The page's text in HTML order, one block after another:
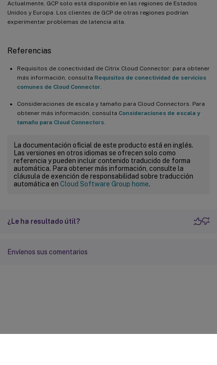
Actualmente, GCP solo está disponible en las regiones de Estados
Unidos y Europa. Los clientes de GCP de otras regiones podrían
experimentar problemas de latencia alta.
Referencias
Requisitos de conectividad de Citrix Cloud Connector: para obtener
más información, consulta Requisitos de conectividad de servicios
comunes de Cloud Connector
Consideraciones de escala y tamaño para Cloud Connectors. Para
obtener más información, consulta Consideraciones de escala y
tamaño para Cloud Connectors
La documentación oficial de este producto está en inglés.
Las versiones en otros idiomas se ofrecen solo como
referencia y pueden incluir contenido traducido de forma
automática. Para obtener más información, consulte la
cláusula de exención de responsabilidad sobre traducción
automática en Cloud Software Group home.
¿Le ha resultado útil?
Envíenos sus comentarios